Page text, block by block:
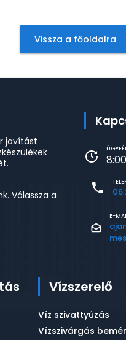
Vissza a főoldalra
javítást
Válassza a
06
E-
Vízszerelő
Víz szivattyúzás
Vízszivárgás